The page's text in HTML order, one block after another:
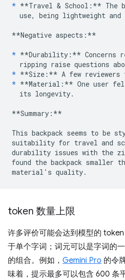
* **Travel & School:** The
use, being lightweight
**Negative aspects:**
* **Durability:** Concerns
* **Size:**
* **Material:** One user
  its longevity.
**Summary:**
This backpack seems to be
suitability for travel and
durability issues with the
found the backpack smaller
token 数量上限
许多评价可能会达到模型的
于单个字词；词元可以是字词的
的组合。例如， Gemini Pro 的令
味着，提示最多可以包含 600 条